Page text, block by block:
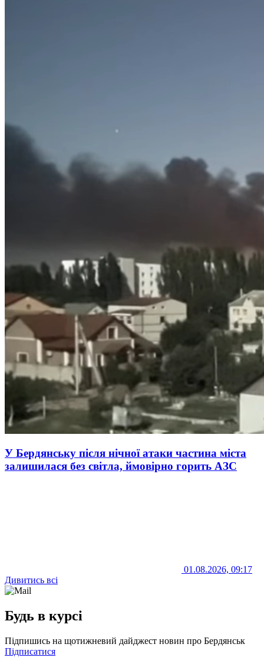
У Бердянську після нічної атаки частина міста
залишилася без світла, ймовірно горить АЗС
01.08.2026, 09:17
Дивитись всі
Будь в курсі
Підпишись на щотижневий дайджест новин про Бердянськ
Підписатися